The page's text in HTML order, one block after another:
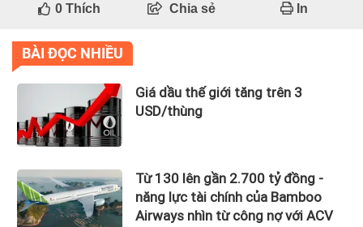
0Thích Chia sẻ In
BÀI ĐỌC NHIỀU
Giá dầu thế giới tăng trên 3
USD/thùng
Từ 130 lên gần 2.700 tỷ đồng -
năng lực tài chính của Bamboo
Airways nhìn từ công nợ với ACV